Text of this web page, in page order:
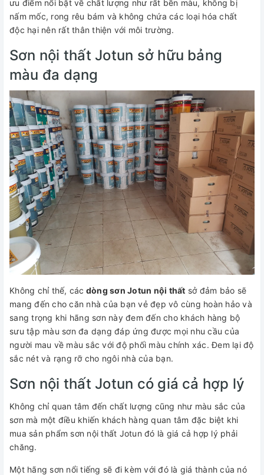
ưu điểm nổi bật về chất lượng như rất bền màu, không bị
nấm mốc, rong rêu bám và không chứa các loại hóa chất
độc hại nên rất thân thiện với môi trường.
Sơn nội thất Jotun sở hữu bảng
màu đa dạng
Không chỉ thế, các dòng sơn Jotun nội thất sở đảm bảo sẽ
mang đến cho căn nhà của bạn vẻ đẹp vô cùng hoàn hảo và
sang trọng khi hãng sơn này đem đến cho khách hàng bộ
sưu tập màu sơn đa dạng đáp ứng được mọi nhu cầu của
người mau về màu sắc với độ phối màu chính xác. Đem lại độ
sắc nét và rạng rỡ cho ngôi nhà của bạn.
Sơn nội thất Jotun có giá cả hợp lý
Không chỉ quan tâm đến chất lượng cũng như màu sắc của
sơn mà một điều khiến khách hàng quan tâm đặc biệt khi
mua sản phẩm sơn nội thất Jotun đó là giá cả hợp lý phải
chăng.
Một hãng sơn nổi tiếng sẽ đi kèm với đó là giá thành của nó